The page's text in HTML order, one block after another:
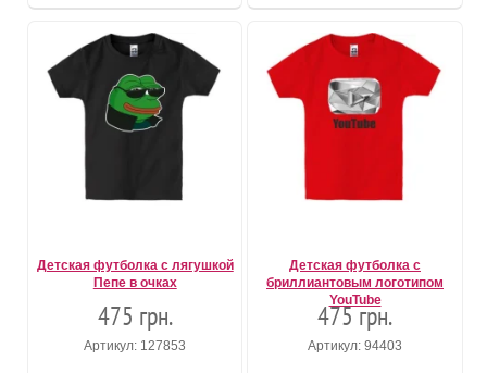
Детская футболка с лягушкой
Пепе в очках
475 грн.
Артикул: 127853
Детская футболка с
бриллиантовым логотипом
YouTube
475 грн.
Артикул: 94403